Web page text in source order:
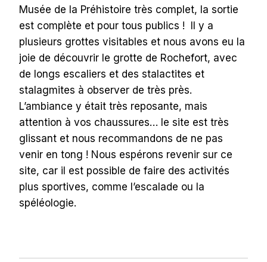
Musée de la Préhistoire très complet, la sortie
est complète et pour tous publics ! Il y a
plusieurs grottes visitables et nous avons eu la
joie de découvrir le grotte de Rochefort, avec
de longs escaliers et des stalactites et
stalagmites à observer de très près.
L’ambiance y était très reposante, mais
attention à vos chaussures… le site est très
glissant et nous recommandons de ne pas
venir en tong ! Nous espérons revenir sur ce
site, car il est possible de faire des activités
plus sportives, comme l’escalade ou la
spéléologie.